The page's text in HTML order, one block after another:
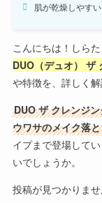
肌が乾燥しやすい
こんにちは！しら
DUO（デュオ） ザ
や特徴を、詳しく解
DUO ザ クレンジ
ウワサのメイク落
イプまで登場して
いでしょうか。
投稿が見つかりませ